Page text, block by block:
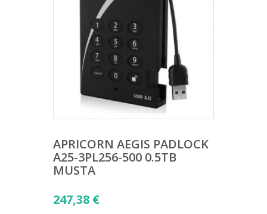
APRICORN AEGIS PADLOCK
A25-3PL256-500 0.5TB
MUSTA
247,38 €